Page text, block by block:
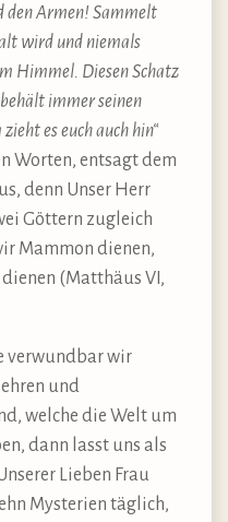
den Armen! Sammelt
wird und niemals
Himmel. Diesen Schatz
immer seinen
es euch auch hin“
Worten, entsagt dem
denn Unser Herr
Göttern zugleich
Mammon dienen,
(Matthäus VI,
verwundbar wir
und
welche die Welt um
dann lasst uns als
Lieben Frau
Mysterien täglich,